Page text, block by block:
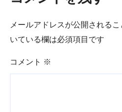
メールアドレスが公開されるこ
いている欄は必須項目です
コメント ※